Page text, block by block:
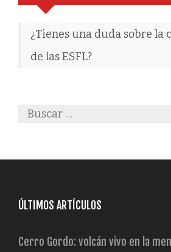
¿Tienes una duda sobre la
de las ESFL?
ÚLTIMOS ARTÍCULOS
Cerro Gordo: volcán vivo en la